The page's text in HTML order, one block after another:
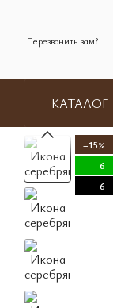
Перезвонить вам?
КАТАЛОГ
−15%
6
6